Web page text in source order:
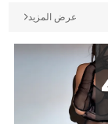
عرض المزيد